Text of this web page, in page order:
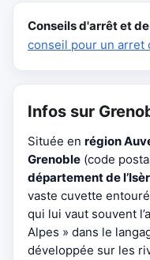
Conseils d'arrêt et
conseil pour un arret
Infos sur
Située en région
Grenoble (code
département de
vaste cuvette
qui lui vaut souvent
Alpes » dans le
développée sur les